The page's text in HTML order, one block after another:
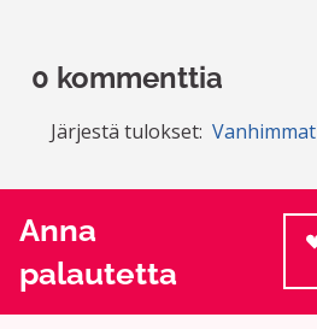
0 kommenttia
Järjestä tulokset: Vanhimmat
Anna
palautetta